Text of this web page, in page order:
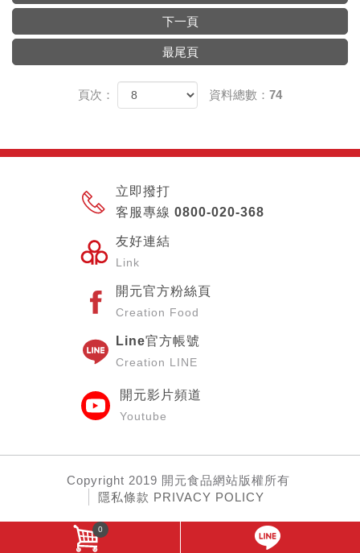
下一頁
最尾頁
頁次： 資料總數：74
0
立即撥打
客服專線 0800-020-368
友好連結
Link
開元官方粉絲頁
Creation Food
Line官方帳號
Creation LINE
開元影片頻道
Youtube
Copyright 2019 開元食品網站版權所有
隱私條款 PRIVACY POLICY